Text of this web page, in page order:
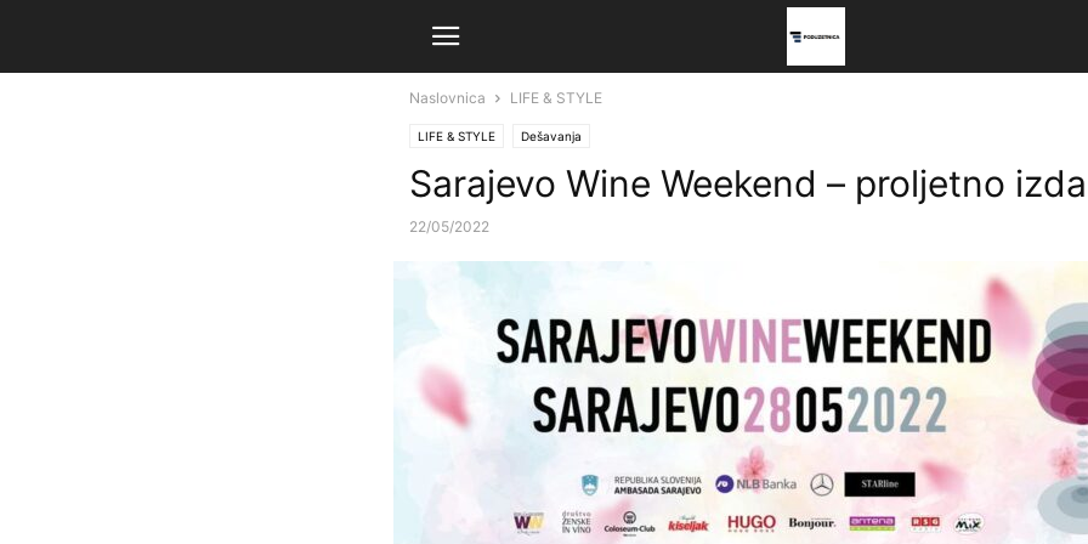
Naslovnica LIFE & STYLE
LIFE & STYLE Dešavanja
Sarajevo Wine Weekend – proljetno
22/05/2022